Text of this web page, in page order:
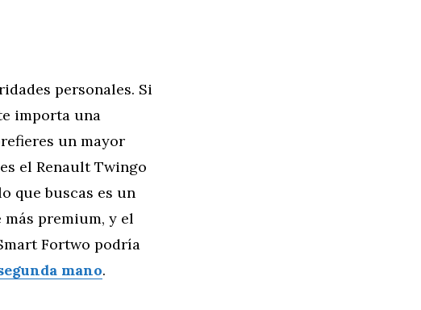
personales. Si
importa una
un mayor
el Renault Twingo
que buscas es un
premium, y el
Fortwo podría
mano.